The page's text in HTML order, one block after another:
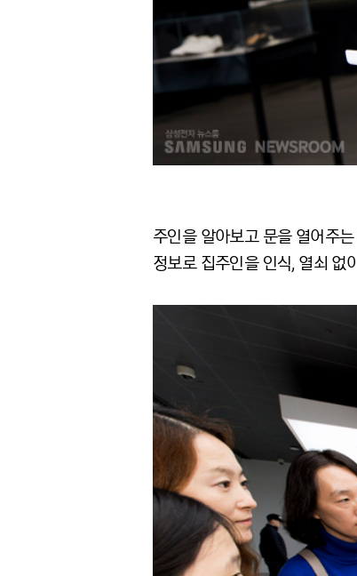
주인을 알아보고 문을 열어주
정보로 집주인을 인식, 열쇠 없